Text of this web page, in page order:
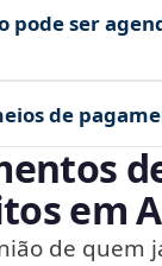
pode ser
de
em
de quem